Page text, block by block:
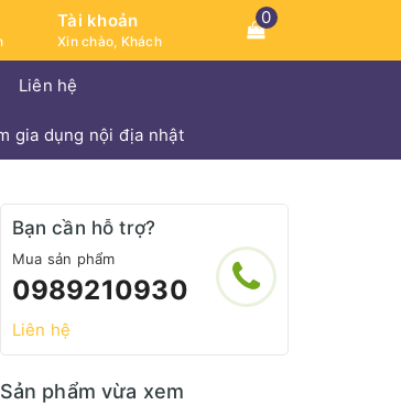
Tài khoản
Xin chào, Khách
0
Liên hệ
gia dụng nội địa nhật
Bạn cần hỗ trợ?
Mua sản phẩm
0989210930
Liên hệ
Sản phẩm vừa xem